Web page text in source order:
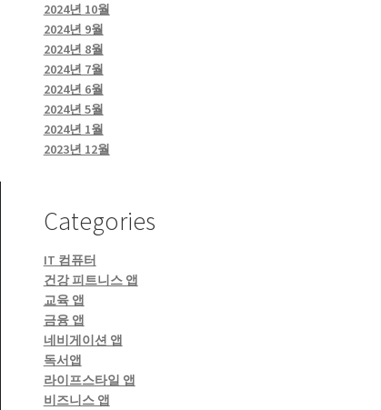
2024년 10월
2024년 9월
2024년 8월
2024년 7월
2024년 6월
2024년 5월
2024년 1월
2023년 12월
Categories
IT 컴퓨터
건강 피트니스 앱
교육 앱
금융 앱
네비게이션 앱
독서앱
라이프스타일 앱
비즈니스 앱